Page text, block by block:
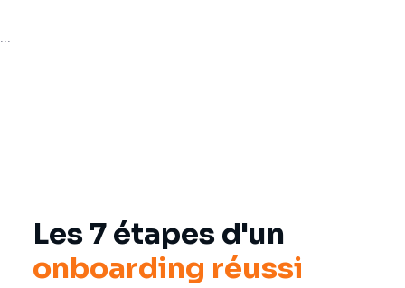
```
Les 7 étapes d'un
onboarding réussi